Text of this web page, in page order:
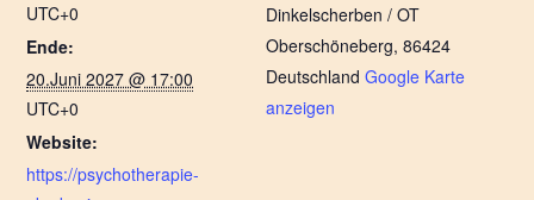
UTC+0
Ende:
20.Juni 2027 @ 17:00
UTC+0
Website:
https://psychotherapie-
Dinkelscherben / OT
Oberschöneberg, 86424
Deutschland Google Karte
anzeigen